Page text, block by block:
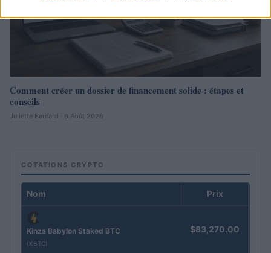
Comment créer un dossier de financement solide : étapes et
conseils
Juliette Bernard · 6 Août 2026
COTATIONS CRYPTO
Nom Prix
Kinza Babylon Staked BTC
(KBTC)
$83,270.00